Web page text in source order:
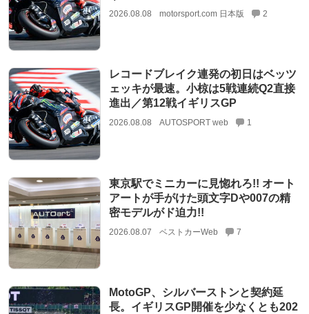
2026.08.08 motorsport.com 日本版 2
レコードブレイク連発の初日はベッツ
ェッキが最速。小椋は5戦連続Q2直接
進出／第12戦イギリスGP
2026.08.08 AUTOSPORT web 1
東京駅でミニカーに見惚れろ!! オート
アートが手がけた頭文字Dや007の精
密モデルがド迫力!!
2026.08.07 ベストカーWeb 7
MotoGP、シルバーストンと契約延
長。イギリスGP開催を少なくとも202